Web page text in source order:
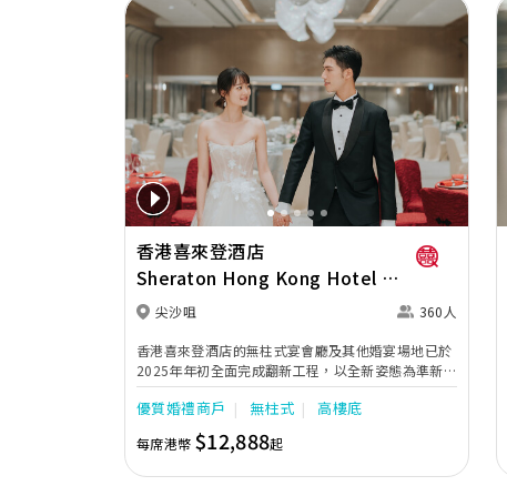
Previous Next
香港喜來登酒店
Sheraton Hong Kong Hotel &
Towers
尖沙咀 360人
香港喜來登酒店的無柱式宴會廳及其他婚宴場地已於
2025年年初全面完成翻新工程，以全新姿態為準新人
打造完美無瑕的優雅婚宴。全新裝修的高樓底無柱式
宴會廳以淺灰色、大地色及古銅色為主調，天花懸吊
的螺旋形Swarovski LED水晶吊燈，氣派不凡；宴會
廳配備了最先進的設備如內置LED 幕牆、液晶投影機
和屏幕，是優雅浪漫囍宴的理想場地；而小巧雅致的
優質婚禮商戶 無柱式 高樓底
每席港幣 $12,888起